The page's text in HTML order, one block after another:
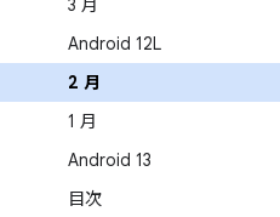
3 月
Android 12L
2 月
1 月
Android 13
目次